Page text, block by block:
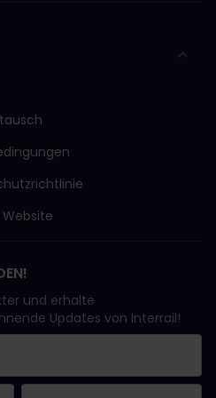
und erhalte
Updates von Interrail!